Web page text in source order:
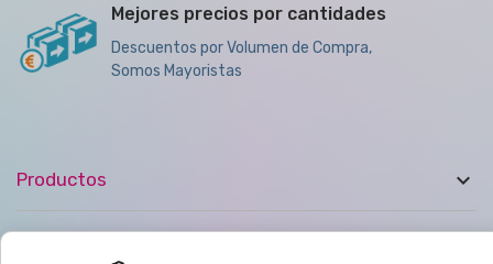
Mejores precios por cantidades
Descuentos por Volumen de Compra,
Somos Mayoristas
Productos 